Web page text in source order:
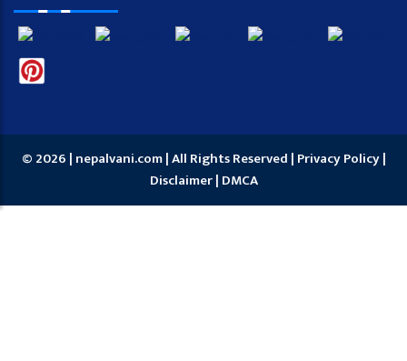
© 2026 | nepalvani.com | All Rights Reserved | Privacy Policy|
Disclaimer| DMCA